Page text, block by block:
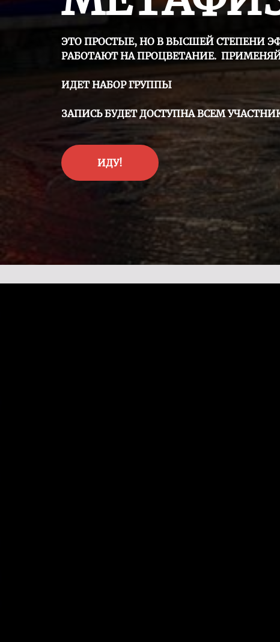
ЭТО ПРОСТЫЕ, НО В ВЫСШЕЙ СТЕПЕНИ
РАБОТАЮТ НА ПРОЦВЕТАНИЕ.
ИДЕТ НАБОР ГРУППЫ
ЗАПИСЬ БУДЕТ ДОСТУПНА ВСЕМ
ИДУ!